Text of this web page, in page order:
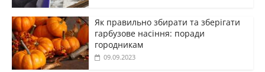
Як правильно збирати та зберігати
гарбузове насіння: поради
городникам
09.09.2023